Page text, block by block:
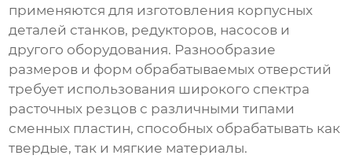
применяются для изготовления корпусных
деталей станков, редукторов, насосов и
другого оборудования. Разнообразие
размеров и форм обрабатываемых отверстий
требует использования широкого спектра
расточных резцов с различными типами
сменных пластин, способных обрабатывать как
твердые, так и мягкие материалы.